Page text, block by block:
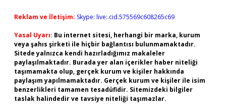
Reklam ve İletişim: Skype: live:.cid.575569c608265c69
Yasal Uyarı: Bu internet sitesi, herhangi bir marka, kurum
veya şahıs şirketi ile hiçbir bağlantısı bulunmamaktadır.
Sitede yalnızca kendi hazırladığımız makaleler
paylaşılmaktadır. Burada yer alan içerikler haber niteliği
taşımamakta olup, gerçek kurum ve kişiler hakkında
paylaşım yapılmamaktadır. Gerçek kurum ve kişiler ile isim
benzerlikleri tamamen tesadüfidir. Sitemizdeki bilgiler
taslak halindedir ve tavsiye niteliği taşımazlar.